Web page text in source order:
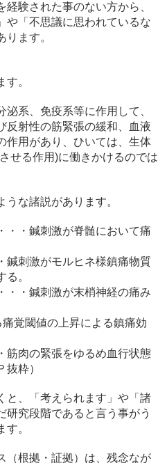
験された事のない方から、
や「不思議に思われているな
ます。
。
系、免疫系等に作用して、
反射性の筋緊張の緩和、血液
作用があり、ひいては、生体
せる作用)に働きかけるのでは
な諸説があります。
・・鍼刺激が脊髄において痛
鍼刺激がモルヒネ様鎮痛物質
。
・・鍼刺激が末梢神経の痛み
覚閾値の上昇による鎮痛効
筋肉の緊張をゆるめ血行状態
粋）
と、「考えられます」や「諸
研究段階であると言う事がう
。
（根拠・証拠）は、残念なが